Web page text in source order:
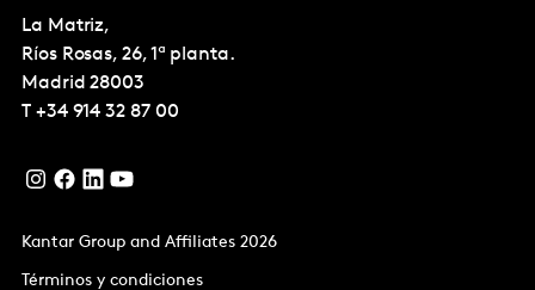
La Matriz,
Ríos Rosas, 26, 1ª planta.
Madrid 28003
T +34 914 32 87 00
Kantar Group and Affiliates 2026
Términos y condiciones